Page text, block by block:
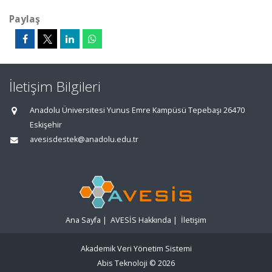
Paylaş
İletişim Bilgileri
Anadolu Üniversitesi Yunus Emre Kampüsü Tepebaşı 26470
Eskişehir
avesisdestek@anadolu.edu.tr
Ana Sayfa | AVESİS Hakkında | İletişim
Akademik Veri Yönetim Sistemi
Abis Teknoloji © 2026